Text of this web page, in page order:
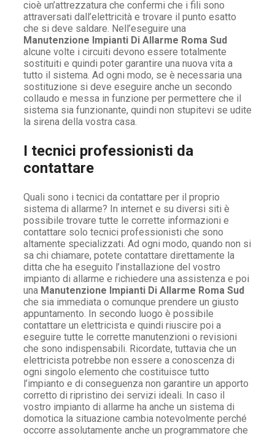
cioè un’attrezzatura che confermi che i fili sono
attraversati dall’elettricità e trovare il punto esatto
che si deve saldare. Nell’eseguire una
Manutenzione Impianti Di Allarme Roma Sud
alcune volte i circuiti devono essere totalmente
sostituiti e quindi poter garantire una nuova vita a
tutto il sistema. Ad ogni modo, se è necessaria una
sostituzione si deve eseguire anche un secondo
collaudo e messa in funzione per permettere che il
sistema sia funzionante, quindi non stupitevi se udite
la sirena della vostra casa.
I tecnici professionisti da
contattare
Quali sono i tecnici da contattare per il proprio
sistema di allarme? In internet e su diversi siti è
possibile trovare tutte le corrette informazioni e
contattare solo tecnici professionisti che sono
altamente specializzati. Ad ogni modo, quando non si
sa chi chiamare, potete contattare direttamente la
ditta che ha eseguito l’installazione del vostro
impianto di allarme e richiedere una assistenza e poi
una Manutenzione Impianti Di Allarme Roma Sud
che sia immediata o comunque prendere un giusto
appuntamento. In secondo luogo è possibile
contattare un elettricista e quindi riuscire poi a
eseguire tutte le corrette manutenzioni o revisioni
che sono indispensabili. Ricordate, tuttavia che un
elettricista potrebbe non essere a conoscenza di
ogni singolo elemento che costituisce tutto
l’impianto e di conseguenza non garantire un apporto
corretto di ripristino dei servizi ideali. In caso il
vostro impianto di allarme ha anche un sistema di
domotica la situazione cambia notevolmente perché
occorre assolutamente anche un programmatore che